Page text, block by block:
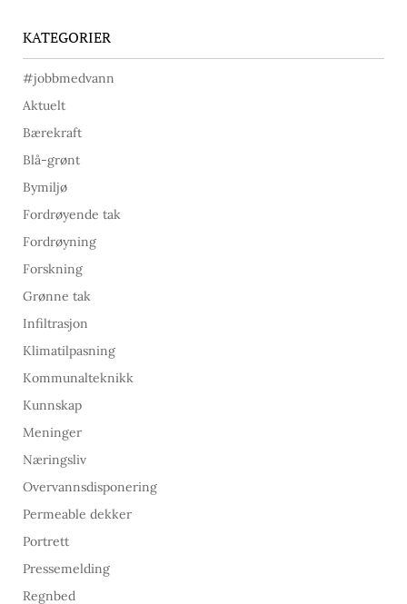
KATEGORIER
#jobbmedvann
Aktuelt
Bærekraft
Blå-grønt
Bymiljø
Fordrøyende tak
Fordrøyning
Forskning
Grønne tak
Infiltrasjon
Klimatilpasning
Kommunalteknikk
Kunnskap
Meninger
Næringsliv
Overvannsdisponering
Permeable dekker
Portrett
Pressemelding
Regnbed